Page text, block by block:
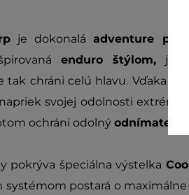
je dokonaláadventure
enduro štýlom, jej
tak chráni celú hlavu. Vďaka
svojej odolnosti
ochráni odolný odnímateľný
pokrýva špeciálna výstelka
systémom postará o